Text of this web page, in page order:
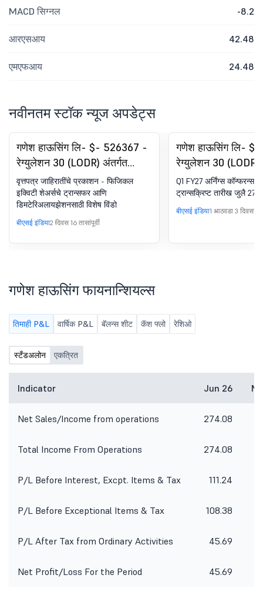
MACD सिग्नल -8.2
आरएसआय 42.48
एमएफआय 24.48
नवीनतम स्टॉक न्यूज अपडेट्स
गणेश हाऊसिंग लि- $- 526367 -
रेग्युलेशन 30 (LODR) अंतर्गत
घोषणा - न्यूजपेपर पब्लिकेशन
वृत्तपत्र जाहिरातींचे प्रकाशन - फिजिकल
इक्विटी शेअर्सचे ट्रान्सफर आणि
डिमटेरिअलायझेशनसाठी विशेष विंडो
बीएसई इंडिया2 दिवस 16 तासांपूर्वी
गणेश हाऊसिंग लि-
रेग्युलेशन 30 (LODR)
घोषणा - अर्निंग्स कॉल
Q1 FY27 अर्निंग्स कॉन्फरन्स
ट्रान्सक्रिप्ट तारीख जुलै 27,
बीएसई इंडिया1 आठवडा 3
गणेश हाऊसिंग फायनान्शियल्स
तिमाही P&L वार्षिक P&L बॅलन्स शीट कॅश फ्लो रेशिओ
स्टँडअलोन एकत्रित
Indicator Jun 26
Net Sales/Income from operations 274.08
Total Income From Operations 274.08
P/L Before Interest, Excpt. Items & Tax 111.24
P/L Before Exceptional Items & Tax 108.38
P/L After Tax from Ordinary Activities 45.69
Net Profit/Loss For the Period 45.69